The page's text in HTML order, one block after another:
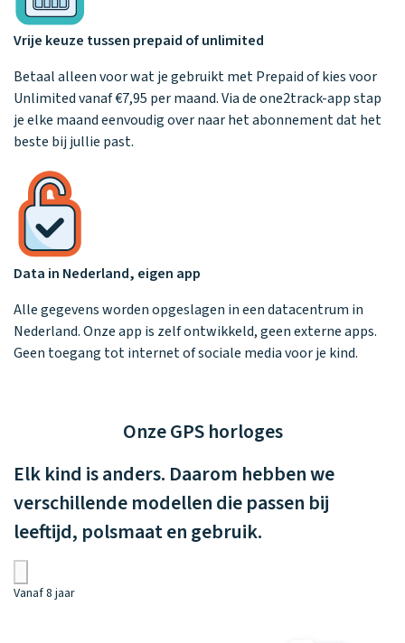
Vrije keuze tussen prepaid of unlimited
Betaal alleen voor wat je gebruikt met Prepaid of kies voor
Unlimited vanaf €7,95 per maand. Via de one2track-app stap
je elke maand eenvoudig over naar het abonnement dat het
beste bij jullie past.
Data in Nederland, eigen app
Alle gegevens worden opgeslagen in een datacentrum in
Nederland. Onze app is zelf ontwikkeld, geen externe apps.
Geen toegang tot internet of sociale media voor je kind.
Onze GPS horloges
Elk kind is anders. Daarom hebben we
verschillende modellen die passen bij
leeftijd, polsmaat en gebruik.
Vanaf 8 jaar